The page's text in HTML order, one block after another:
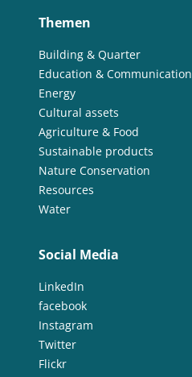
Themen
Building & Quarter
Education & Communication
Energy
Cultural assets
Agriculture & Food
Sustainable products
Nature Conservation
Resources
Water
Social Media
LinkedIn
facebook
Instagram
Twitter
Flickr